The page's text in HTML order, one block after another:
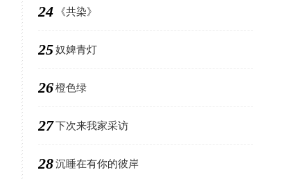
24 《共染》
25奴婢青灯
26橙色绿
27下次来我家采访
28沉睡在有你的彼岸